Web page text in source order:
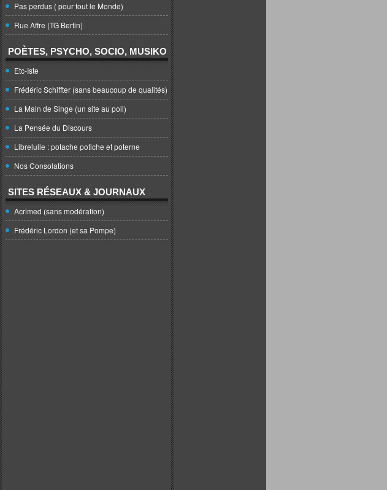
Pas perdus ( pour tout le Monde)
Rue Affre (TG Bertin)
POÈTES, PSYCHO, SOCIO, MUSIKO
Etc-Iste
Frédéric Schiffter (sans beaucoup de qualités)
La Main de Singe (un site au poil)
La Pensée du Discours
Librelulle : potache potiche et poterne
Nos Consolations
SITES RÉSEAUX & JOURNAUX
Acrimed (sans modération)
Frédéric Lordon (et sa Pompe)